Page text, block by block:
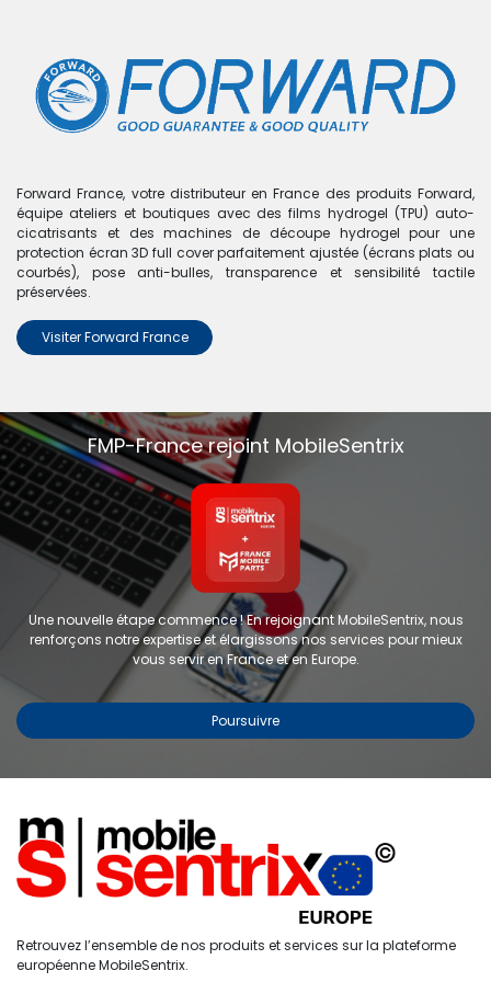
Étiquettes
Accueil Recherche
0
Compte
Boutique 0 articles trouvés.
Nous n'avons trouvé aucun
produit !
Aucun produit défini dans la catégorie Nova 10 SE.
Forward France, votre distributeur en France des produits Forward,
équipe ateliers et boutiques avec des films hydrogel (TPU) auto-
cicatrisants et des machines de découpe hydrogel pour une
protection écran 3D full cover parfaitement ajustée (écrans plats ou
courbés), pose anti-bulles, transparence et sensibilité tactile
préservées.
Visiter Forward France
FMP-France rejoint MobileSentrix
Une nouvelle étape commence ! En rejoignant MobileSentrix, nous
renforçons notre expertise et élargissons nos services pour mieux
vous servir en France et en Europe.
Poursuivre
Retrouvez l’ensemble de nos produits et services sur la plateforme
européenne MobileSentrix.
Copyright © 2024 FMP-France. Tous droits réservés